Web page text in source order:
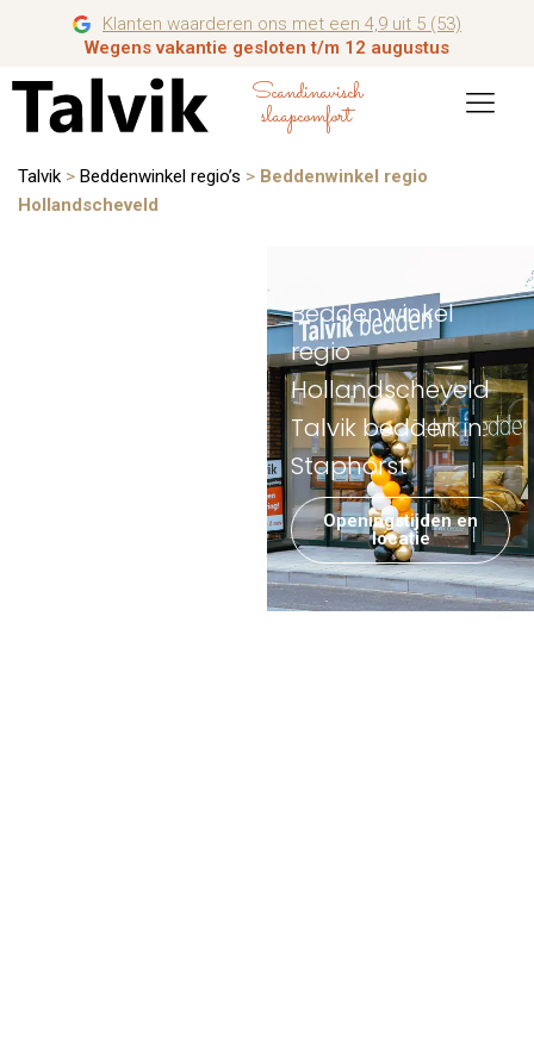
Klanten waarderen ons met een 4,9 uit 5 (53)
Wegens vakantie gesloten t/m 12 augustus
Scandinavisch
slaapcomfort
Talvik > Beddenwinkel regio’s > Beddenwinkel regio
Hollandscheveld
Beddenwinkel
regio
Hollandscheveld
Talvik bedden in
Staphorst
Openingstijden en
locatie